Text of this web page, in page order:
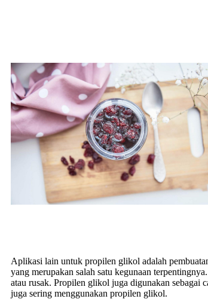
Aplikasi lain untuk propilen glikol adalah
yang merupakan salah satu kegunaan
atau rusak. Propilen glikol juga digunakan sebagai
juga sering menggunakan propilen glikol.